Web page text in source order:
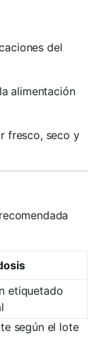
del
alimentación
fresco, seco y
etiquetado
según el lote